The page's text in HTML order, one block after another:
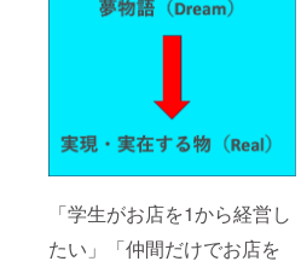
「学生がお店を1から経営し
たい」「仲間だけでお店を